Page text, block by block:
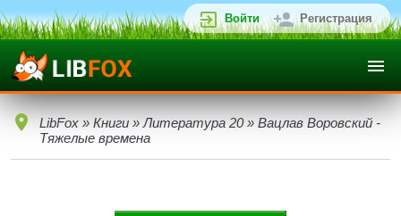
Войти Регистрация
LibFox » Книги » Литература 20» Вацлав Воровский -
Тяжелые времена